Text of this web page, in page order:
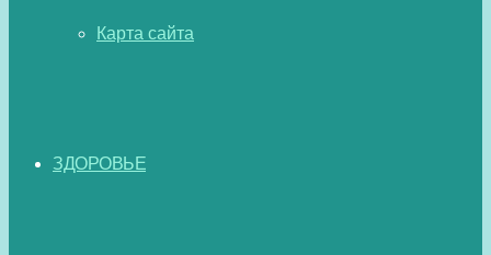
Карта сайта
ЗДОРОВЬЕ